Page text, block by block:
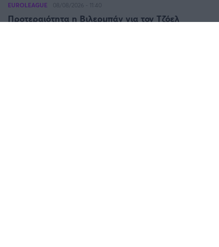
EUROLEAGUE 08/08/2026 - 11:40
Προτεραιότητα η Βιλερμπάν για τον Τζόελ